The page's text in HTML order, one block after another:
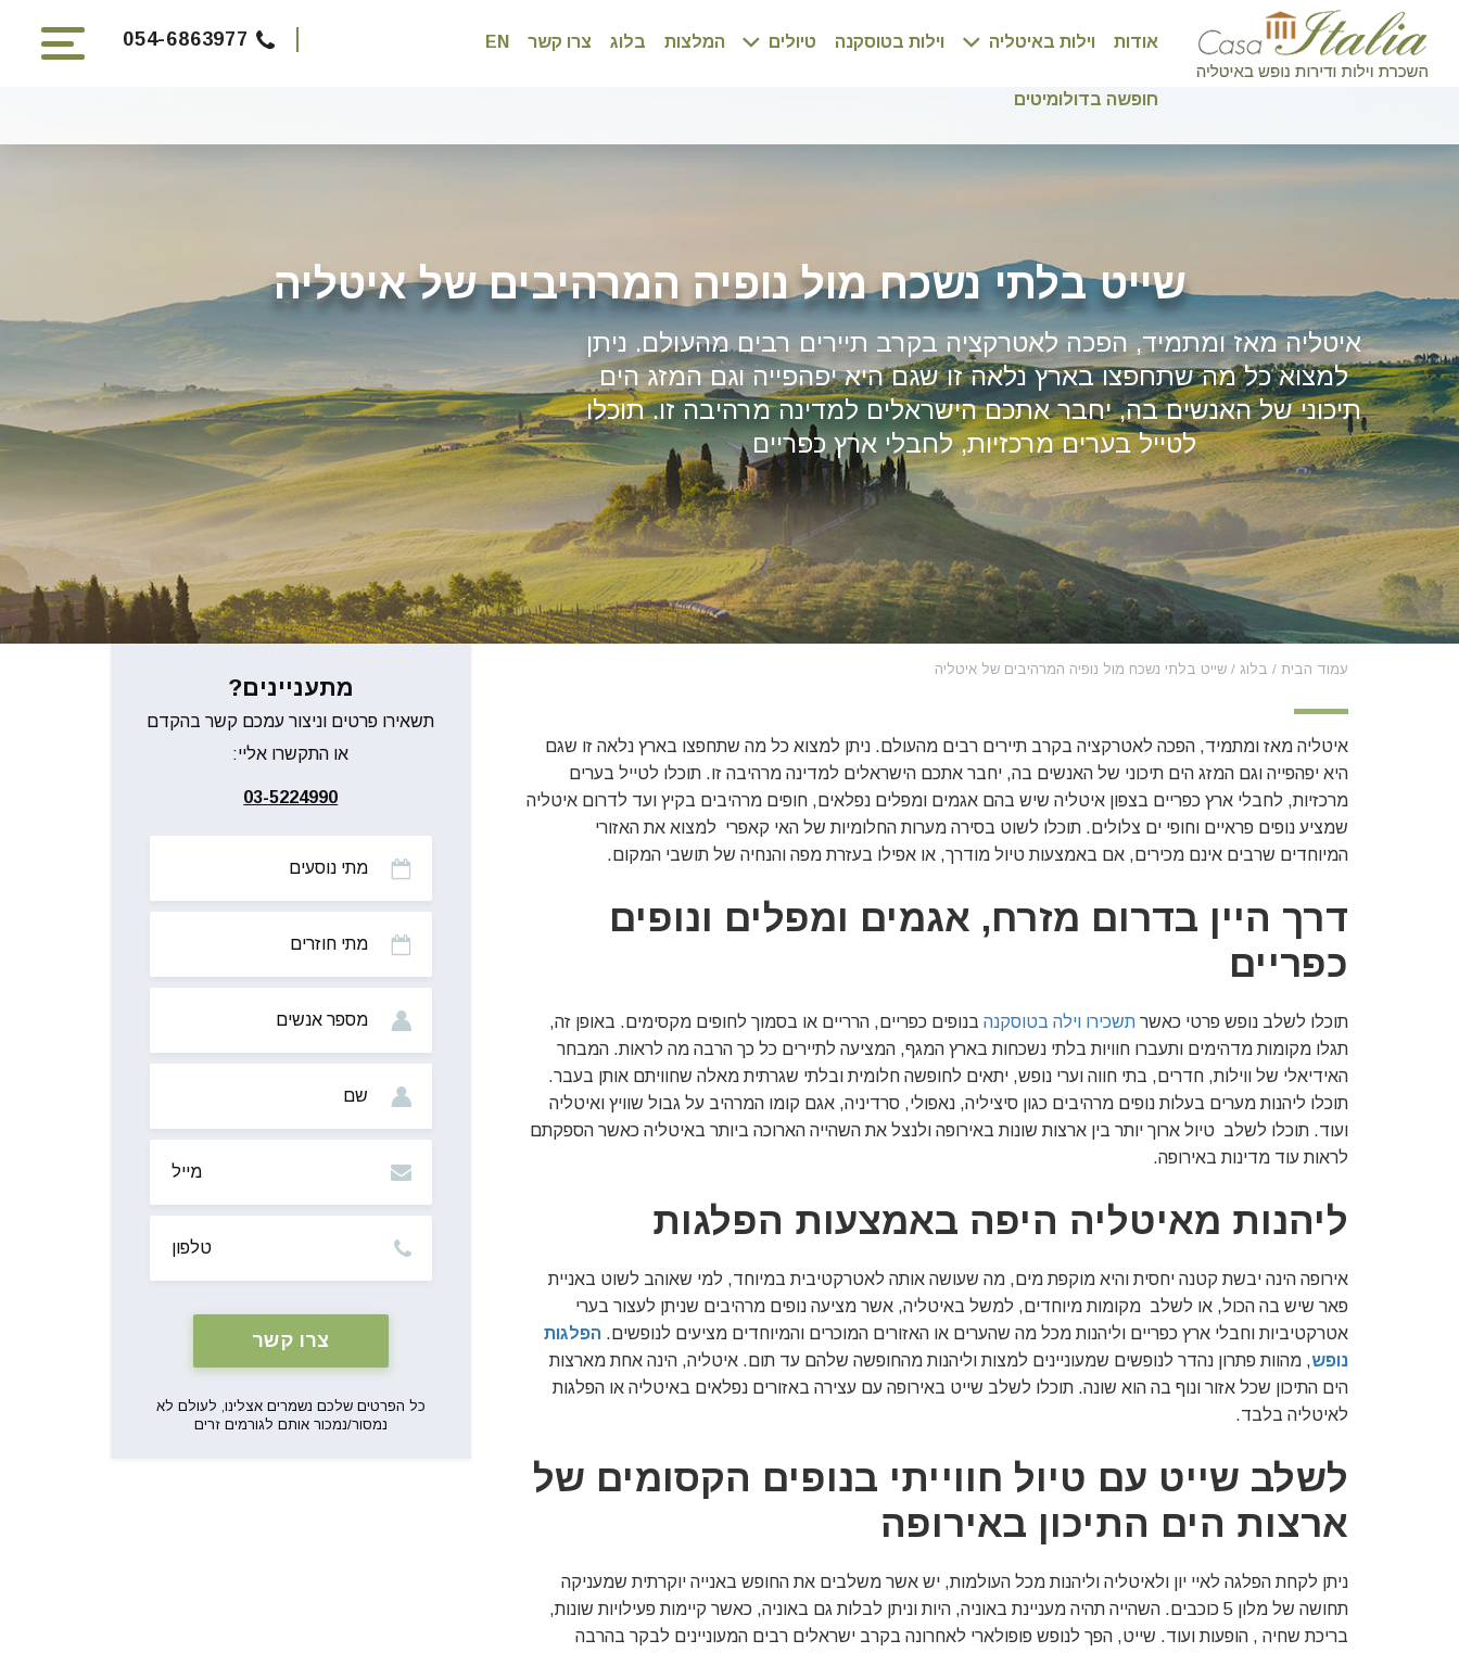
אודות וילות באיטליה וילות בטוסקנה טיולים המלצות בלוג צרו קשר EN
חופשה בדולומיטים
054-6863977
שייט בלתי נשכח מול נופיה המרהיבים של איטליה
איטליה מאז ומתמיד, הפכה לאטרקציה בקרב תיירים רבים מהעולם. ניתן
למצוא כל מה שתחפצו בארץ נלאה זו שגם היא יפהפייה וגם המזג הים
תיכוני של האנשים בה, יחבר אתכם הישראלים למדינה מרהיבה זו. תוכלו
לטייל בערים מרכזיות, לחבלי ארץ כפריים
עמוד הבית / בלוג / שייט בלתי נשכח מול נופיה המרהיבים של איטליה
איטליה מאז ומתמיד, הפכה לאטרקציה בקרב תיירים רבים מהעולם. ניתן למצוא כל מה שתחפצו בארץ נלאה זו שגם
היא יפהפייה וגם המזג הים תיכוני של האנשים בה, יחבר אתכם הישראלים למדינה מרהיבה זו. תוכלו לטייל בערים
מרכזיות, לחבלי ארץ כפריים בצפון איטליה שיש בהם אגמים ומפלים נפלאים, חופים מרהיבים בקיץ ועד לדרום איטליה
שמציע נופים פראיים וחופי ים צלולים. תוכלו לשוט בסירה מערות החלומיות של האי קאפרי למצוא את האזורי
המיוחדים שרבים אינם מכירים, אם באמצעות טיול מודרך, או אפילו בעזרת מפה והנחיה של תושבי המקום.
דרך היין בדרום מזרח, אגמים ומפלים ונופים
כפריים
תוכלו לשלב נופש פרטי כאשר תשכירו וילה בטוסקנה בנופים כפריים, הרריים או בסמוך לחופים מקסימים. באופן זה,
תגלו מקומות מדהימים ותעברו חוויות בלתי נשכחות בארץ המגף, המציעה לתיירים כל כך הרבה מה לראות. המבחר
האידיאלי של ווילות, חדרים, בתי חווה וערי נופש, יתאים לחופשה חלומית ובלתי שגרתית מאלה שחוויתם אותן בעבר.
תוכלו ליהנות מערים בעלות נופים מרהיבים כגון סיציליה, נאפולי, סרדיניה, אגם קומו המרהיב על גבול שוויץ ואיטליה
ועוד. תוכלו לשלב טיול ארוך יותר בין ארצות שונות באירופה ולנצל את השהייה הארוכה ביותר באיטליה כאשר הספקתם
לראות עוד מדינות באירופה.
ליהנות מאיטליה היפה באמצעות הפלגות
אירופה הינה יבשת קטנה יחסית והיא מוקפת מים, מה שעושה אותה לאטרקטיבית במיוחד, למי שאוהב לשוט באניית
פאר שיש בה הכול, או לשלב מקומות מיוחדים, למשל באיטליה, אשר מציעה נופים מרהיבים שניתן לעצור בערי
אטרקטיביות וחבלי ארץ כפריים וליהנות מכל מה שהערים או האזורים המוכרים והמיוחדים מציעים לנופשים. הפלגות
נופש, מהוות פתרון נהדר לנופשים שמעוניינים למצות וליהנות מהחופשה שלהם עד תום. איטליה, הינה אחת מארצות
הים התיכון שכל אזור ונוף בה הוא שונה. תוכלו לשלב שייט באירופה עם עצירה באזורים נפלאים באיטליה או הפלגות
לאיטליה בלבד.
לשלב שייט עם טיול חווייתי בנופים הקסומים של
ארצות הים התיכון באירופה
ניתן לקחת הפלגה לאיי יון ולאיטליה וליהנות מכל העולמות, יש אשר משלבים את החופש באנייה יוקרתית שמעניקה
תחושה של מלון 5 כוכבים. השהייה תהיה מעניינת באוניה, היות וניתן לבלות גם באוניה, כאשר קיימות פעילויות שונות,
בריכת שחיה , הופעות ועוד. שייט, הפך לנופש פופולארי לאחרונה בקרב ישראלים רבים המעוניינים לבקר בהרבה
מתעניינים?
תשאירו פרטים וניצור עמכם קשר בהקדם
או התקשרו אליי:
03-5224990
נוסעים
חוזרים
אנשים
כל הפרטים שלכם נשמרים אצלינו, לעולם לא
נמסור/נמכור אותם לגורמים זרים